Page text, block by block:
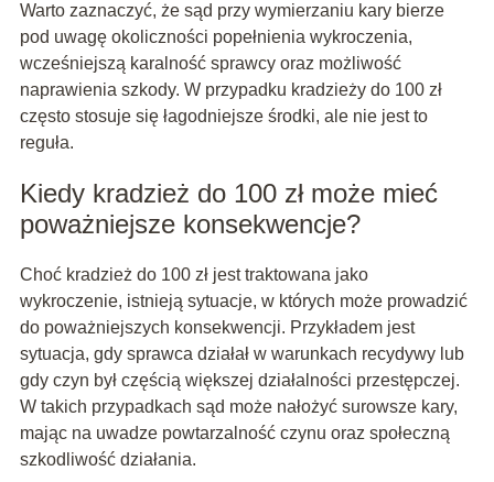
Warto zaznaczyć, że sąd przy wymierzaniu kary bierze
pod uwagę okoliczności popełnienia wykroczenia,
wcześniejszą karalność sprawcy oraz możliwość
naprawienia szkody. W przypadku kradzieży do 100 zł
często stosuje się łagodniejsze środki, ale nie jest to
reguła.
Kiedy kradzież do 100 zł może mieć
poważniejsze konsekwencje?
Choć kradzież do 100 zł jest traktowana jako
wykroczenie, istnieją sytuacje, w których może prowadzić
do poważniejszych konsekwencji. Przykładem jest
sytuacja, gdy sprawca działał w warunkach recydywy lub
gdy czyn był częścią większej działalności przestępczej.
W takich przypadkach sąd może nałożyć surowsze kary,
mając na uwadze powtarzalność czynu oraz społeczną
szkodliwość działania.